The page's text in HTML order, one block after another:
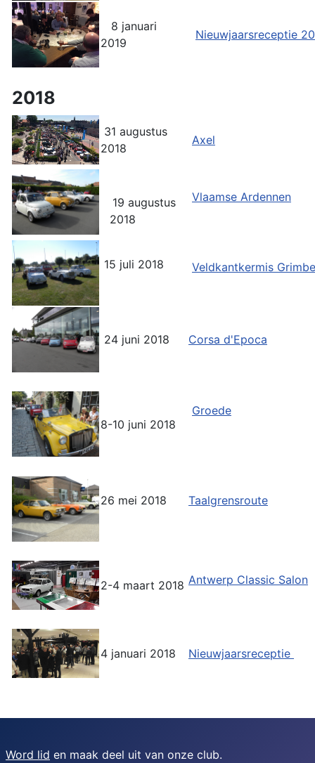
8 januari
2019
Nieuwjaarsreceptie
2018
31 augustus
2018
Axel
19 augustus
2018
Vlaamse Ardennen
15 juli 2018 Veldkantkermis
24 juni 2018 Corsa d'Epoca
8-10 juni 2018
Groede
26 mei 2018 Taalgrensroute
2-4 maart 2018 Antwerp Classic Salon
4 januari 2018 Nieuwjaarsreceptie
Word lid en maak deel uit van onze club.